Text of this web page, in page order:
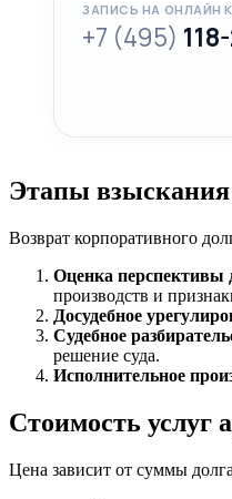
ЗАПИСЬ НА ОНЛАЙН
+7 (495)
Этапы взыскания
Возврат корпоративного
Оценка перспективы
производств и
Досудебное
Судебное
решение суда.
Исполнительное
Стоимость услуг
Цена зависит от суммы